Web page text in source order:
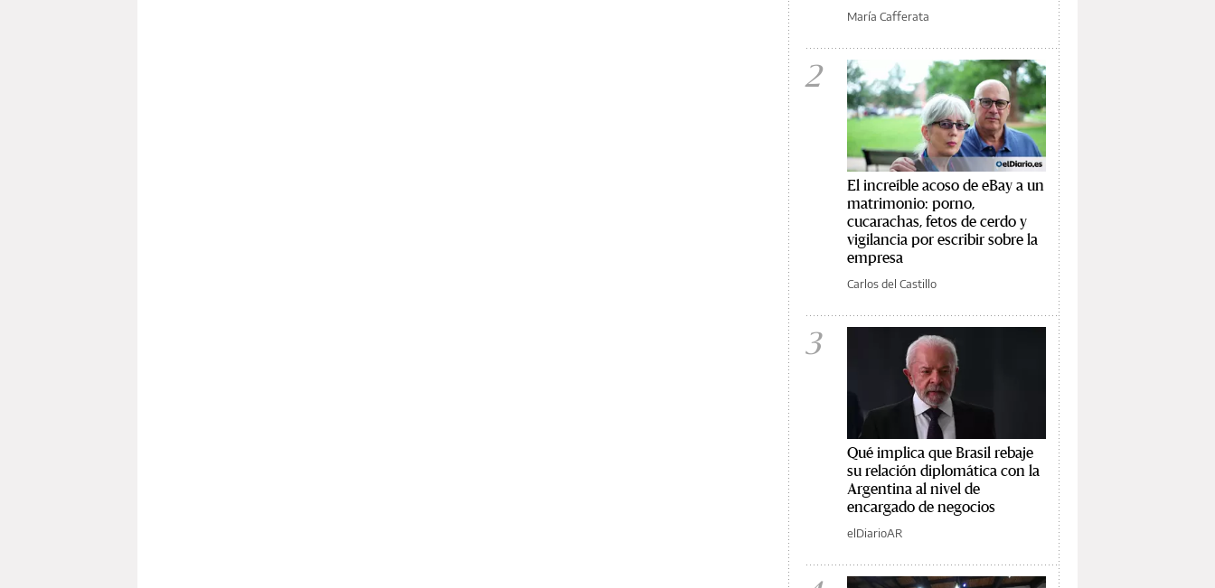
María Cafferata
2
El increíble acoso de eBay a un
matrimonio: porno,
cucarachas, fetos de cerdo y
vigilancia por escribir sobre la
empresa
Carlos del Castillo
3
Qué implica que Brasil rebaje
su relación diplomática con la
Argentina al nivel de
encargado de negocios
elDiarioAR